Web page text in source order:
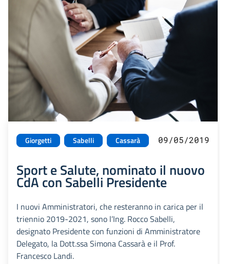
Giorgetti Sabelli Cassarà 09/05/2019
Sport e Salute, nominato il nuovo
CdA con Sabelli Presidente
I nuovi Amministratori, che resteranno in carica per il
triennio 2019-2021, sono l’Ing. Rocco Sabelli,
designato Presidente con funzioni di Amministratore
Delegato, la Dott.ssa Simona Cassarà e il Prof.
Francesco Landi.